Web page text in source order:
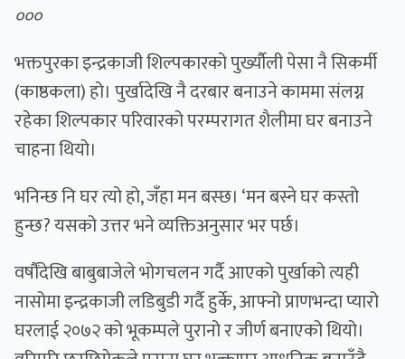
०००
भक्तपुरका इन्द्रकाजी शिल्पकारको पुर्ख्यौली पेसा नै सिकर्मी
(काष्ठकला) हो। पुर्खादेखि नै दरबार बनाउने काममा संलग्न
रहेका शिल्पकार परिवारको परम्परागत शैलीमा घर बनाउने
चाहना थियो।
भनिन्छ नि घर त्यो हो, जँहा मन बस्छ। ‘मन बस्ने घर कस्तो
हुन्छ? यसको उत्तर भने व्यक्तिअनुसार भर पर्छ।
वर्षौंदेखि बाबुबाजेले भोगचलन गर्दै आएको पुर्खाको त्यही
नासोमा इन्द्रकाजी लडिबुडी गर्दै हुर्के, आफ्नो प्राणभन्दा प्यारो
घरलाई २०७२ को भूकम्पले पुरानो र जीर्ण बनाएको थियो।